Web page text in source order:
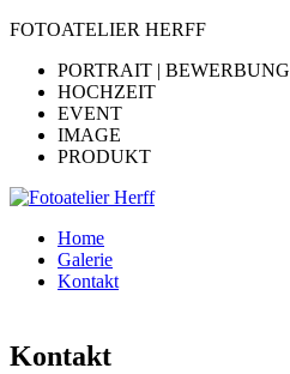
FOTOATELIER HERFF
PORTRAIT | BEWERBUNG
HOCHZEIT
EVENT
IMAGE
PRODUKT
Home
Galerie
Kontakt
Kontakt